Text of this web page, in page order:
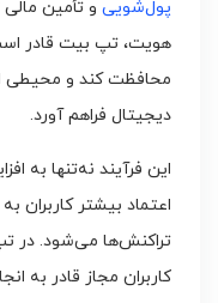
پول‌شویی و تأمین مالی
هویت، تپ بیت قادر است
محافظت کند و محیطی
دیجیتال فراهم آورد.
این فرآیند نه‌تنها به
اعتماد بیشتر کاربران
تراکنش‌ها می‌شود. در
کاربران مجاز قادر به